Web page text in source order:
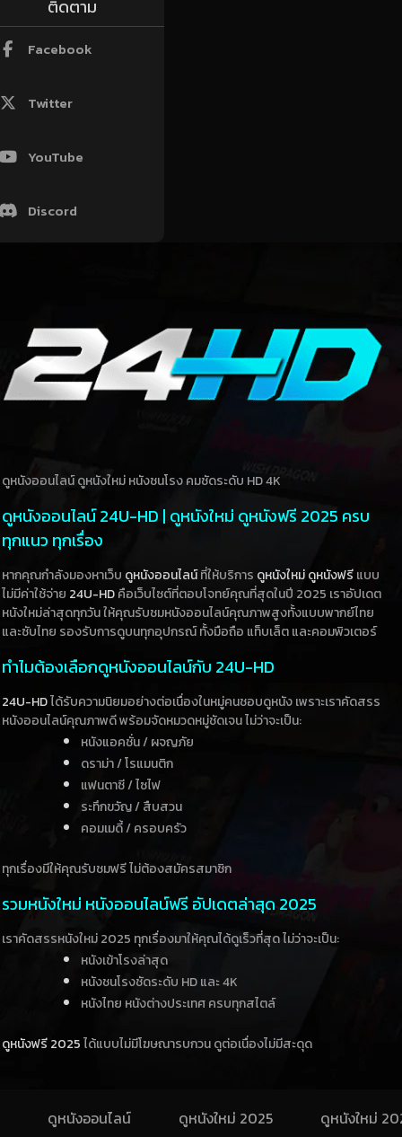
ติดตาม
Facebook
Twitter
YouTube
Discord
ดูหนังออนไลน์ ดูหนังใหม่ หนังชนโรง คมชัดระดับ HD 4K
ดูหนังออนไลน์ 24U-HD | ดูหนังใหม่ ดูหนังฟรี 2025 ครบ
ทุกแนว ทุกเรื่อง
หากคุณกำลังมองหาเว็บ ดูหนังออนไลน์ที่ให้บริการ ดูหนังใหม่ดูหนังฟรีแบบ
ไม่มีค่าใช้จ่าย 24U-HDคือเว็บไซต์ที่ตอบโจทย์คุณที่สุดในปี 2025 เราอัปเดต
หนังใหม่ล่าสุดทุกวัน ให้คุณรับชมหนังออนไลน์คุณภาพสูงทั้งแบบพากย์ไทย
และซับไทย รองรับการดูบนทุกอุปกรณ์ ทั้งมือถือ แท็บเล็ต และคอมพิวเตอร์
ทำไมต้องเลือกดูหนังออนไลน์กับ 24U-HD
24U-HDได้รับความนิยมอย่างต่อเนื่องในหมู่คนชอบดูหนัง เพราะเราคัดสรร
หนังออนไลน์คุณภาพดี พร้อมจัดหมวดหมู่ชัดเจน ไม่ว่าจะเป็น:
หนังแอคชั่น / ผจญภัย
ดราม่า / โรแมนติก
แฟนตาซี / ไซไฟ
ระทึกขวัญ / สืบสวน
คอมเมดี้ / ครอบครัว
ทุกเรื่องมีให้คุณรับชมฟรี ไม่ต้องสมัครสมาชิก
รวมหนังใหม่ หนังออนไลน์ฟรี อัปเดตล่าสุด 2025
เราคัดสรรหนังใหม่ 2025 ทุกเรื่องมาให้คุณได้ดูเร็วที่สุด ไม่ว่าจะเป็น:
หนังเข้าโรงล่าสุด
หนังชนโรงชัดระดับ HD และ 4K
หนังไทย หนังต่างประเทศ ครบทุกสไตล์
ดูหนังฟรี 2025ได้แบบไม่มีโฆษณารบกวน ดูต่อเนื่องไม่มีสะดุด
ดูหนังออนไลน์ ดูหนังใหม่ 2025 ดูหนังใหม่